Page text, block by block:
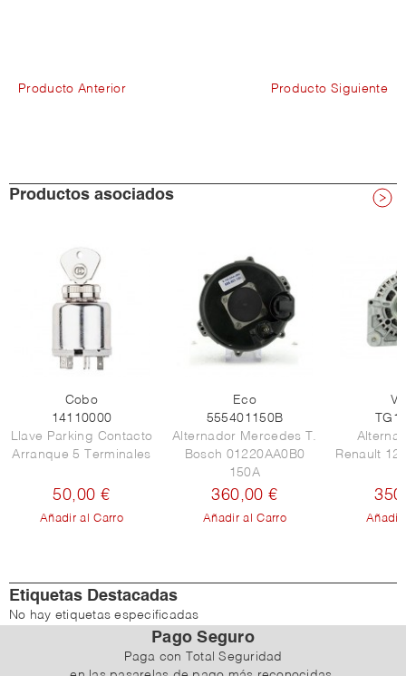
Producto Anterior Producto Siguiente
Productos asociados
Cobo
14110000
Llave Parking Contacto
Arranque 5 Terminales
50,00 €
Añadir al Carro
Eco
555401150B
Alternador Mercedes T.
Bosch 01220AA0B0
150A
360,00 €
Añadir al Carro
Renault
Añadir
Etiquetas Destacadas
No hay etiquetas especificadas
Pago Seguro
Paga con Total Seguridad